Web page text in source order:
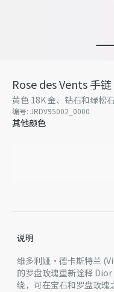
Rose des Vents 手链
黄色 18K 金、钻石和绿松
编号: JRDV95002_0000
其他颜色
说明
维多利娅·德卡斯特兰
的罗盘玫瑰重新诠释
绕，可在宝石和罗盘玫瑰